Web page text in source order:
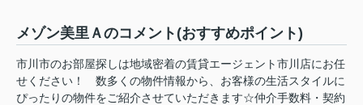
メゾン美里Ａのコメント(おすすめポイント)
市川市のお部屋探しは地域密着の賃貸エージェント市川店にお任
せください！ 数多くの物件情報から、お客様の生活スタイルに
ぴったりの物件をご紹介させていただきます☆仲介手数料・契約